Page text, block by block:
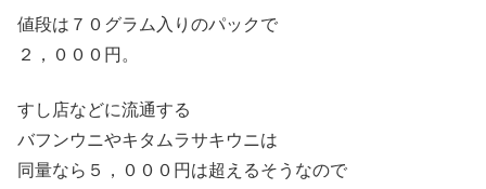
値段は７０グラム入りのパックで
２，０００円。
すし店などに流通する
バフンウニやキタムラサキウニは
同量なら５，０００円は超えるそうなので